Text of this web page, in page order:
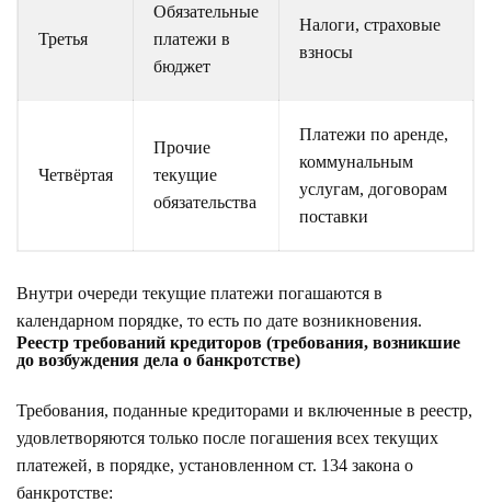
Третья
Обязательные
платежи в
бюджет
Налоги, страховые
взносы
Четвёртая
Прочие
текущие
обязательства
Платежи по аренде,
коммунальным
услугам, договорам
поставки
Внутри очереди текущие платежи погашаются в
календарном порядке, то есть по дате возникновения.
Реестр требований кредиторов (требования, возникшие
до возбуждения дела о банкротстве)
Требования, поданные кредиторами и включенные в реестр,
удовлетворяются только после погашения всех текущих
платежей, в порядке, установленном ст. 134 закона о
банкротстве: